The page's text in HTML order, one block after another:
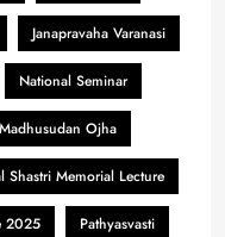
Janapravaha Varanasi
National Seminar
Ojha
Shastri Memorial Lecture
2025 Pathyasvasti